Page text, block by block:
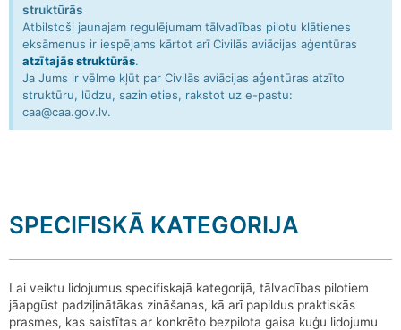
struktūrās
Atbilstoši jaunajam regulējumam tālvadības pilotu klātienes
eksāmenus ir iespējams kārtot arī Civilās aviācijas aģentūras
atzītajās struktūrās.
Ja Jums ir vēlme kļūt par Civilās aviācijas aģentūras atzīto
struktūru, lūdzu, sazinieties, rakstot uz e-pastu:
caa@caa.gov.lv.
SPECIFISKĀ KATEGORIJA
Lai veiktu lidojumus specifiskajā kategorijā, tālvadības pilotiem
jāapgūst padziļinātākas zināšanas, kā arī papildus praktiskās
prasmes, kas saistītas ar konkrēto bezpilota gaisa kuģu lidojumu